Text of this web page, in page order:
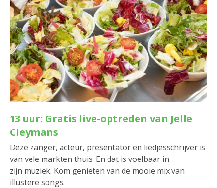
13 uur: Gratis live-optreden van Jelle
Cleymans
Deze zanger, acteur, presentator en liedjesschrijver is
van vele markten thuis. En dat is voelbaar in
zijn muziek. Kom genieten van de mooie mix van
illustere songs.